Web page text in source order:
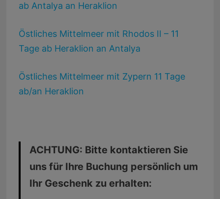
ab Antalya an Heraklion
Östliches Mittelmeer mit Rhodos II – 11
Tage ab Heraklion an Antalya
Östliches Mittelmeer mit Zypern 11 Tage
ab/an Heraklion
ACHTUNG: Bitte kontaktieren Sie
uns für Ihre Buchung persönlich um
Ihr Geschenk zu erhalten: